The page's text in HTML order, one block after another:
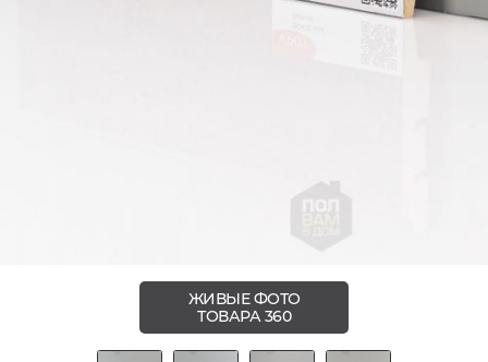
ЖИВЫЕ ФОТО
ТОВАРА 360